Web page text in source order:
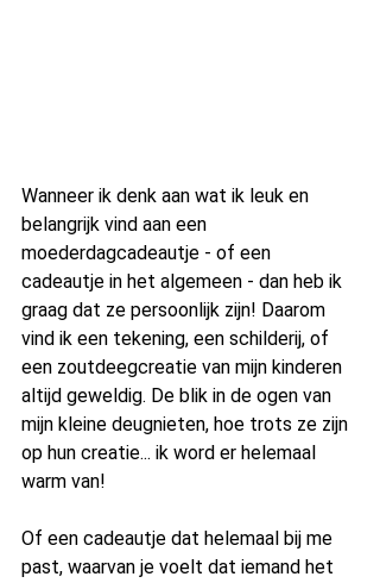
Wanneer ik denk aan wat ik leuk en
belangrijk vind aan een
moederdagcadeautje - of een
cadeautje in het algemeen - dan heb ik
graag dat ze persoonlijk zijn! Daarom
vind ik een tekening, een schilderij, of
een zoutdeegcreatie van mijn kinderen
altijd geweldig. De blik in de ogen van
mijn kleine deugnieten, hoe trots ze zijn
op hun creatie... ik word er helemaal
warm van!
Of een cadeautje dat helemaal bij me
past, waarvan je voelt dat iemand het